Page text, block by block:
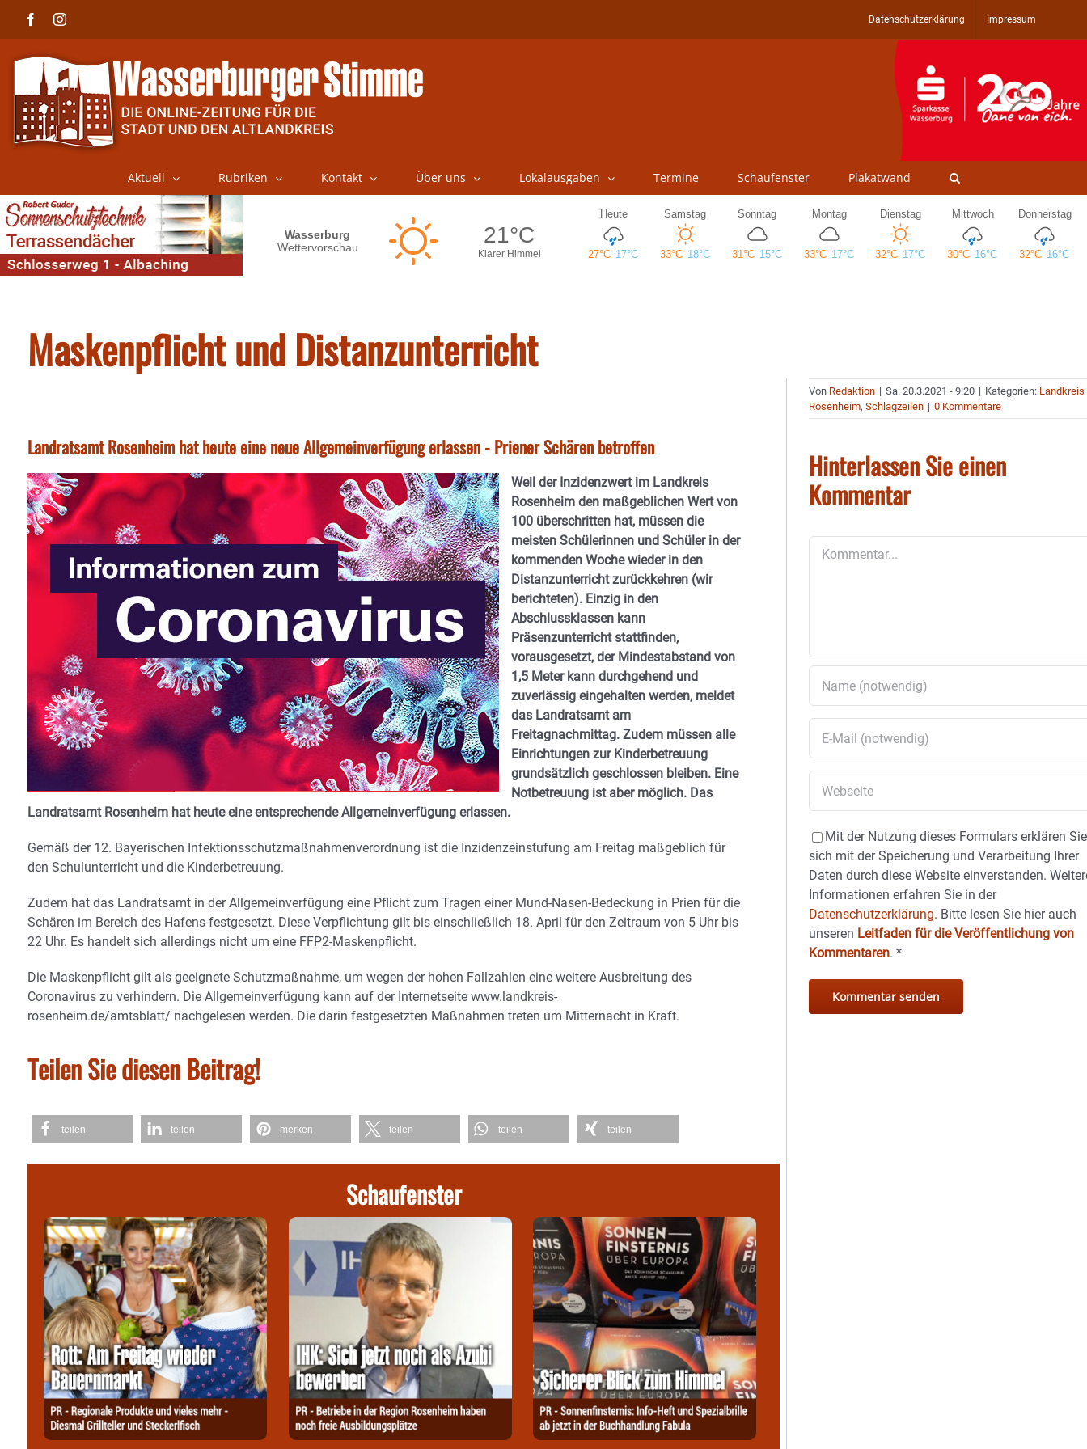
FacebookInstagram Datenschutzerklärung Impressum
Aktuell Rubriken Kontakt Über uns Lokalausgaben Termine Schaufenster Plakatwand
Maskenpflicht und Distanzunterricht
Landratsamt Rosenheim hat heute eine neue Allgemeinverfügung erlassen - Priener Schären betroffen
Weil der Inzidenzwert im Landkreis
Rosenheim den maßgeblichen Wert von
100 überschritten hat, müssen die
meisten Schülerinnen und Schüler in der
kommenden Woche wieder in den
Distanzunterricht zurückkehren (wir
berichteten). Einzig in den
Abschlussklassen kann
Präsenzunterricht stattfinden,
vorausgesetzt, der Mindestabstand von
1,5 Meter kann durchgehend und
zuverlässig eingehalten werden, meldet
das Landratsamt am
Freitagnachmittag. Zudem müssen alle
Einrichtungen zur Kinderbetreuung
grundsätzlich geschlossen bleiben. Eine
Notbetreuung ist aber möglich. Das
Landratsamt Rosenheim hat heute eine entsprechende Allgemeinverfügung erlassen.
Gemäß der 12. Bayerischen Infektionsschutzmaßnahmenverordnung ist die Inzidenzeinstufung am Freitag maßgeblich für
den Schulunterricht und die Kinderbetreuung.
Zudem hat das Landratsamt in der Allgemeinverfügung eine Pflicht zum Tragen einer Mund-Nasen-Bedeckung in Prien für die
Schären im Bereich des Hafens festgesetzt. Diese Verpflichtung gilt bis einschließlich 18. April für den Zeitraum von 5 Uhr bis
22 Uhr. Es handelt sich allerdings nicht um eine FFP2-Maskenpflicht.
Die Maskenpflicht gilt als geeignete Schutzmaßnahme, um wegen der hohen Fallzahlen eine weitere Ausbreitung des
Coronavirus zu verhindern. Die Allgemeinverfügung kann auf der Internetseite www.landkreis-
rosenheim.de/amtsblatt/ nachgelesen werden. Die darin festgesetzten Maßnahmen treten um Mitternacht in Kraft.
Teilen Sie diesen Beitrag!
teilen teilen merken teilen teilen teilen
Schaufenster
Von Redaktion | Sa. 20.3.2021 - 9:20 | Kategorien: Landkreis
Rosenheim,Schlagzeilen | 0 Kommentare
Hinterlassen Sie einen
Kommentar
Mit der Nutzung dieses Formulars erklären Sie
sich mit der Speicherung und Verarbeitung Ihrer
Daten durch diese Website einverstanden.
Informationen erfahren Sie in der
Datenschutzerklärung. Bitte lesen Sie hier auch
unseren Leitfaden für die Veröffentlichung von
Kommentaren.*